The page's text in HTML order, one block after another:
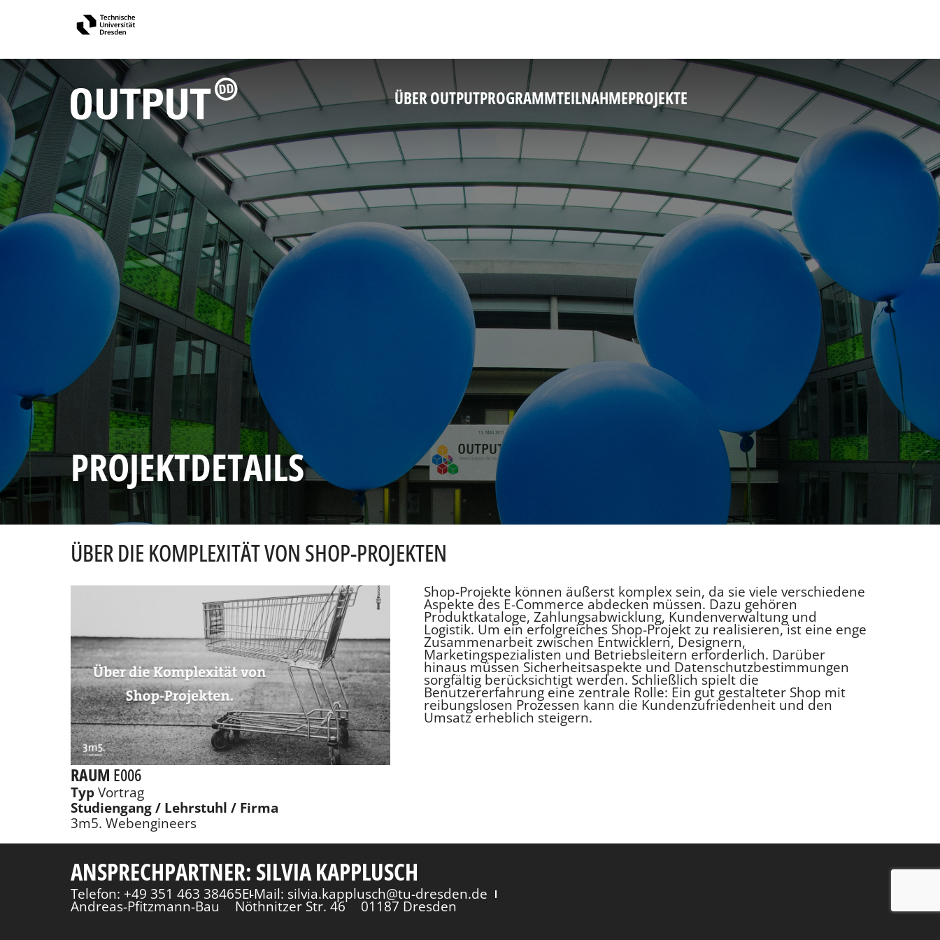
ÜBER OUTPUTPROGRAMMTEILNAHMEPROJEKTE
PROJEKTDETAILS
ÜBER DIE KOMPLEXITÄT VON SHOP-PROJEKTEN
RAUM E006
TypVortrag
Studiengang / Lehrstuhl / Firma
3m5. Webengineers
Shop-Projekte können äußerst komplex sein, da sie viele verschiedene
Aspekte des E-Commerce abdecken müssen. Dazu gehören
Produktkataloge, Zahlungsabwicklung, Kundenverwaltung und
Logistik. Um ein erfolgreiches Shop-Projekt zu realisieren, ist eine enge
Zusammenarbeit zwischen Entwicklern, Designern,
Marketingspezialisten und Betriebsleitern erforderlich. Darüber
hinaus müssen Sicherheitsaspekte und Datenschutzbestimmungen
sorgfältig berücksichtigt werden. Schließlich spielt die
Benutzererfahrung eine zentrale Rolle: Ein gut gestalteter Shop mit
reibungslosen Prozessen kann die Kundenzufriedenheit und den
Umsatz erheblich steigern.
ANSPRECHPARTNER: SILVIA KAPPLUSCH
Telefon: +49 351 463 38465E-Mail: silvia.kapplusch@tu-dresden.de
Andreas-Pfitzmann-Bau Nöthnitzer Str. 46 01187 Dresden